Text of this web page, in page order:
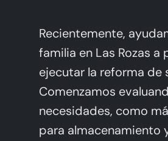
Recientemente,
familia en Las Rozas a
ejecutar la reforma de
Comenzamos
necesidades, como
para almacenamiento